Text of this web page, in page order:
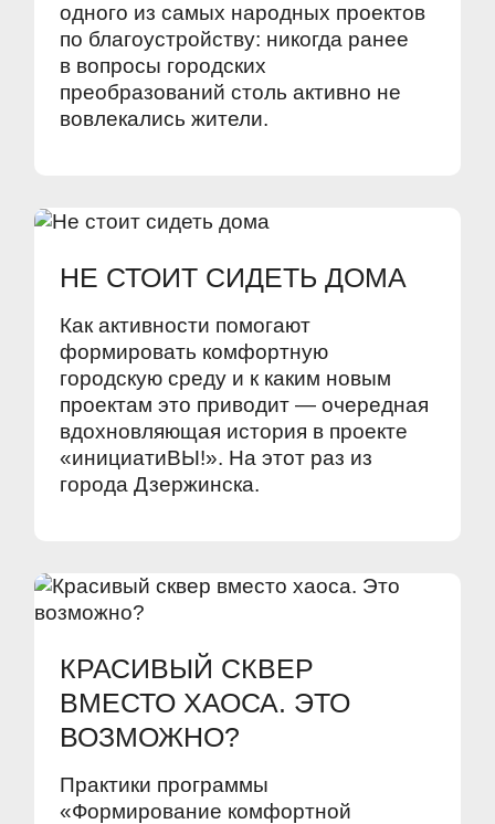
одного из самых народных проектов
по благоустройству: никогда ранее
в вопросы городских
преобразований столь активно не
вовлекались жители.
НЕ СТОИТ СИДЕТЬ ДОМА
Как активности помогают
формировать комфортную
городскую среду и к каким новым
проектам это приводит — очередная
вдохновляющая история в проекте
«инициатиВЫ!». На этот раз из
города Дзержинска.
КРАСИВЫЙ СКВЕР
ВМЕСТО ХАОСА. ЭТО
ВОЗМОЖНО?
Практики программы
«Формирование комфортной